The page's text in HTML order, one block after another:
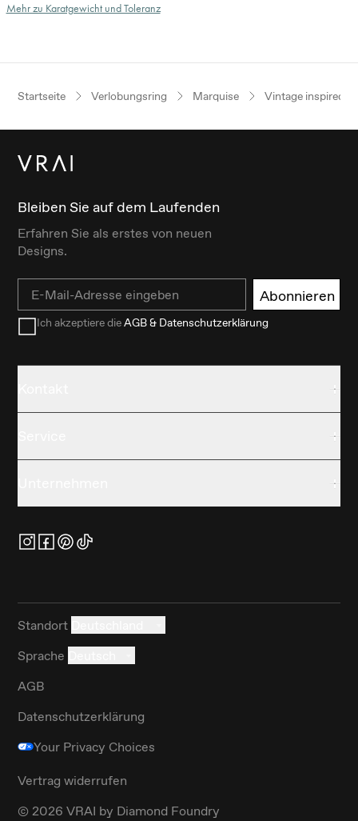
Mehr zu Karatgewicht und Toleranz
Startseite Verlobungsring Marquise Vintage inspired
Bleiben Sie auf dem Laufenden
Erfahren Sie als erstes von neuen
Designs.
Email Abonnieren
Ich akzeptiere dieAGB & Datenschutzerklärung
Standort
Sprache
AGB
Datenschutzerklärung
Your Privacy Choices
Vertrag widerrufen
© 2026 VRAI by Diamond Foundry